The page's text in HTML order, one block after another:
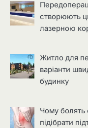
створюють
лазерною
Житло для
варіанти
будинку
Чому болять
підібрати